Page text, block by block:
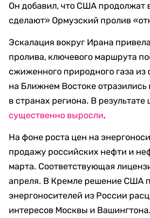
Он добавил, что США продолжат
сделают» Ормузский пролив
Эскалация вокруг Ирана
пролива, ключевого маршрута
сжиженного природного газа
на Ближнем Востоке
в странах региона. В
существенно выросли.
На фоне роста цен на
продажу российских нефти и
марта. Соответствующая
апреля. В Кремле решение США
энергоносителей из России
интересов Москвы и